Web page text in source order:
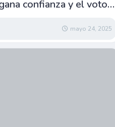
mayo 24, 2025